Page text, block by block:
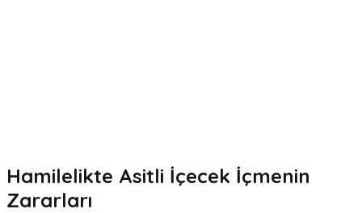
Hamilelikte Asitli İçecek İçmenin
Zararları